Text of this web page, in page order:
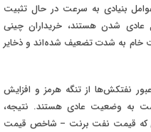
بنیادی به سرعت در حال تثبیت
عادی شدن هستند، خریداران چینی
خام به شدت تضعیف شده‌اند و ذخایر
نفتکش‌ها از تنگه هرمز و افزایش
به وضعیت عادی هستند. نتیجه،
که قیمت نفت برنت – شاخص قیمت